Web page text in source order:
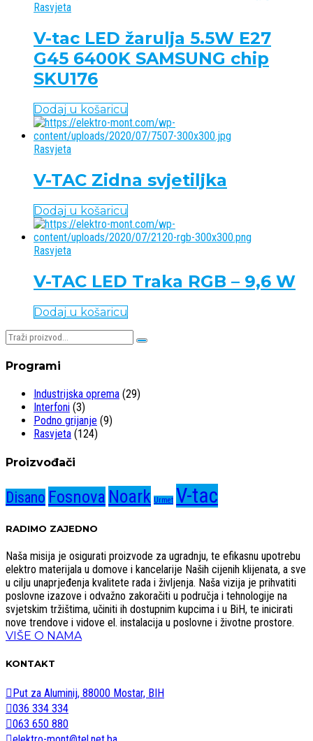
Rasvjeta
V-tac LED žarulja 5.5W E27
G45 6400K SAMSUNG chip
SKU176
Dodaj u košaricu
Rasvjeta
V-TAC Zidna svjetiljka
Dodaj u košaricu
Rasvjeta
V-TAC LED Traka RGB – 9,6 W
Dodaj u košaricu
Pretraživaj:
Programi
Industrijska oprema (29)
Interfoni (3)
Podno grijanje (9)
Rasvjeta (124)
Proizvođači
Disano Fosnova Noark Urmet V-tac
RADIMO ZAJEDNO
Naša misija je osigurati proizvode za ugradnju, te efikasnu upotrebu
elektro materijala u domove i kancelarije Naših cijenih klijenata, a sve
u cilju unaprjeđenja kvalitete rada i življenja. Naša vizija je prihvatiti
poslovne izazove i odvažno zakoračiti u područja i tehnologije na
svjetskim tržištima, učiniti ih dostupnim kupcima i u BiH, te inicirati
nove trendove i vidove el. instalacija u poslovne i životne prostore.
VIŠE O NAMA
KONTAKT
Put za Aluminij, 88000 Mostar, BIH
036 334 334
063 650 880